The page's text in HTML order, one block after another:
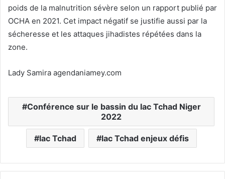
poids de la malnutrition sévère selon un rapport publié par
OCHA en 2021. Cet impact négatif se justifie aussi par la
sécheresse et les attaques jihadistes répétées dans la
zone.
Lady Samira agendaniamey.com
Conférence sur le bassin du lac Tchad Niger
2022
lac Tchad lac Tchad enjeux défis